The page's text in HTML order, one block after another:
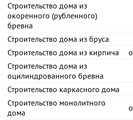
Строительство дома из
окоренного (рубленного)
бревна
Строительство дома из бруса
Строительство дома из кирпича
Строительство дома из
оцилиндрованного бревна
Строительство каркасного дома
Строительство монолитного
дома